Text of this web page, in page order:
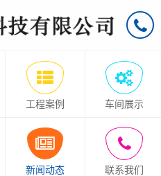
工程案例 车间展示
新闻动态 联系我们